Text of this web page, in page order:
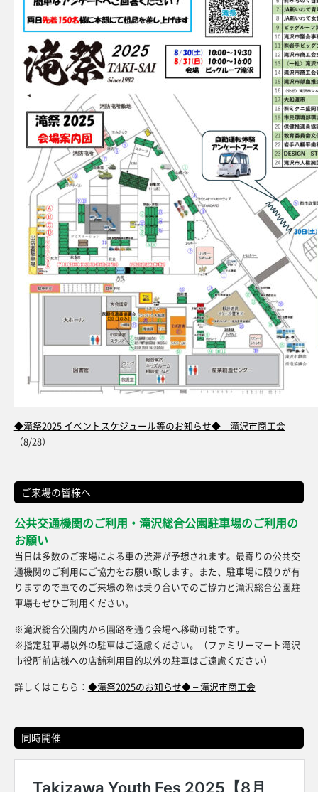
◆滝祭2025 イベントスケジュール等のお知らせ◆ – 滝沢市商工会
（8/28）
ご来場の皆様へ
公共交通機関のご利用・滝沢総合公園駐車場のご利用の
お願い
当日は多数のご来場による車の渋滞が予想されます。最寄りの公共交
通機関のご利用にご協力をお願い致します。また、駐車場に限りが有
りますので車でのご来場の際は乗り合いでのご協力と滝沢総合公園駐
車場もぜひご利用ください。
※滝沢総合公園内から園路を通り会場へ移動可能です。
※指定駐車場以外の駐車はご遠慮ください。（ファミリーマート滝沢
市役所前店様への店舗利用目的以外の駐車はご遠慮ください）
詳しくはこちら： ◆滝祭2025のお知らせ◆ – 滝沢市商工会
同時開催